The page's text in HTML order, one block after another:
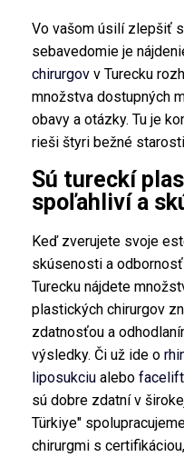
Vo vašom úsilí zlepšiť
sebavedomie je
chirurgovv Turecku
množstva dostupných
obavy a otázky. Tu je
rieši štyri bežné
Sú tureckí
spoľahliví a
Keď zverujete svoje
skúsenosti a
Turecku nájdete
plastických chirurgov
zdatnosťou a
výsledky. Či už ide o
liposukciualebo facelift
sú dobre zdatní v
Türkiye"
chirurgmi s